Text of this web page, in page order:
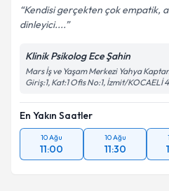
Kendisi gerçekten çok empatik,
dinleyici....
Klinik Psikolog Ece Şahin
Mars İş ve Yaşam Merkezi Yahya
Giriş:1, Kat:1 Ofis No:1, İzmit/KOCAELİ
En Yakın Saatler
10 Ağu
11:00
10 Ağu
11:30